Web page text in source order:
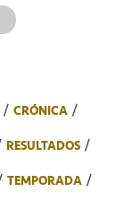
CRÓNICA
RESULTADOS
TEMPORADA